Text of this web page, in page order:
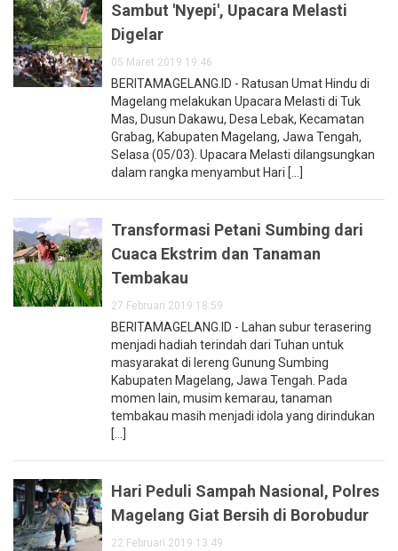
Sambut 'Nyepi', Upacara Melasti
Digelar
05 Maret 2019 19:46
BERITAMAGELANG.ID - Ratusan Umat Hindu di
Magelang melakukan Upacara Melasti di Tuk
Mas, Dusun Dakawu, Desa Lebak, Kecamatan
Grabag, Kabupaten Magelang, Jawa Tengah,
Selasa (05/03). Upacara Melasti dilangsungkan
dalam rangka menyambut Hari [...]
Transformasi Petani Sumbing dari
Cuaca Ekstrim dan Tanaman
Tembakau
27 Februari 2019 18:59
BERITAMAGELANG.ID - Lahan subur terasering
menjadi hadiah terindah dari Tuhan untuk
masyarakat di lereng Gunung Sumbing
Kabupaten Magelang, Jawa Tengah. Pada
momen lain, musim kemarau, tanaman
tembakau masih menjadi idola yang dirindukan
[...]
Hari Peduli Sampah Nasional, Polres
Magelang Giat Bersih di Borobudur
22 Februari 2019 13:49